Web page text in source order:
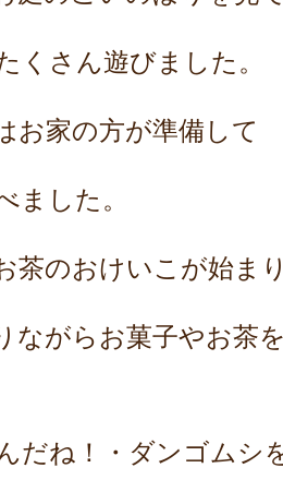
くさん遊びました。
お家の方が準備して
ました。
茶のおけいこが始ま
ながらお菓子やお茶
だね！・ダンゴムシ